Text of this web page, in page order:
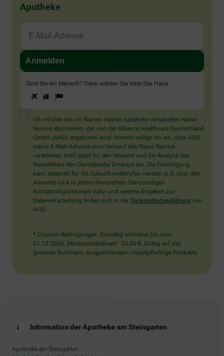
Apotheke
Sind Sie ein Mensch? Dann wählen Sie bitte das Haus.
Sind
Sie
ein
Mensch?
Dann
wählen
Sie
bitte
das
Haus.
1 2
Ich möchte den im Namen meiner Apotheke versandten News-
Service abonnieren, der von der Alliance Healthcare Deutschland
GmbH (AHD) angeboten wird. Hiermit willige ich ein, dass AHD
meine E-Mail-Adresse zum Versand des News-Service
verarbeitet. AHD setzt für den Versand und die Analyse des
Newsletters den Dienstleister Emarsys ein. Die Einwilligung
kann jederzeit für die Zukunft widerrufen werden (z.B. über den
Abmelde-Link in jedem Newsletter). Die sonstigen
Kontaktmöglichkeiten dafür und weitere Angaben zur
Datenverarbeitung finden sich in der Datenschutzerklärung von
AHD.
* Coupon-Bedingungen: Einmalig einlösbar bis zum
31.12.2026. Mindestbestellwert: 50,00 €. Gültig auf das
gesamte Sortiment, ausgeschlossen rezeptpflichtige Produkte.
Information der Apotheke am Steingarten
Apotheke am Steingarten